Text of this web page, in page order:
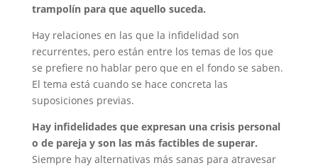
trampolín para que aquello suceda.
Hay relaciones en las que la infidelidad son
recurrentes, pero están entre los temas de los que
se prefiere no hablar pero que en el fondo se saben.
El tema está cuando se hace concreta las
suposiciones previas.
Hay infidelidades que expresan una crisis personal
o de pareja y son las más factibles de superar.
Siempre hay alternativas más sanas para atravesar